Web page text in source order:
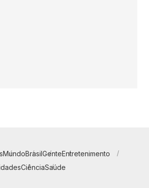
MundoBrasilGenteEntretenimento
CiênciaSaúde